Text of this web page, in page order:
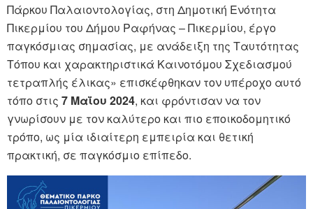
Πάρκου Παλαιοντολογίας, στη Δημοτική Ενότητα
Πικερμίου του Δήμου Ραφήνας – Πικερμίου, έργο
παγκόσμιας σημασίας, με ανάδειξη της Ταυτότητας
Τόπου και χαρακτηριστικά Καινοτόμου Σχεδιασμού
τετραπλής έλικας» επισκέφθηκαν τον υπέροχο αυτό
τόπο στις 7 Μαΐου 2024, και φρόντισαν να τον
γνωρίσουν με τον καλύτερο και πιο εποικοδομητικό
τρόπο, ως μία ιδιαίτερη εμπειρία και θετική
πρακτική, σε παγκόσμιο επίπεδο.